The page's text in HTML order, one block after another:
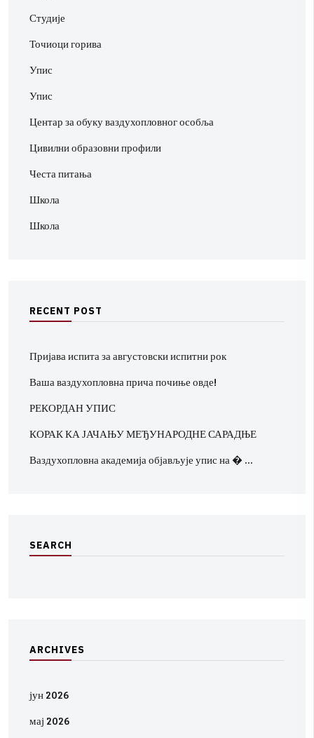
Студије
Точиоци горива
Упис
Упис
Центар за обуку ваздухопловног особља
Цивилни образовни профили
Честа питања
Школа
Школа
RECENT POST
Пријава испита за августовски испитни рок
Ваша ваздухопловна прича почиње овде!
РЕКОРДАН УПИС
КОРАК КА ЈАЧАЊУ МЕЂУНАРОДНЕ САРАДЊЕ
Ваздухопловна академија објављује упис на � …
SEARCH
ARCHIVES
јун 2026
мај 2026